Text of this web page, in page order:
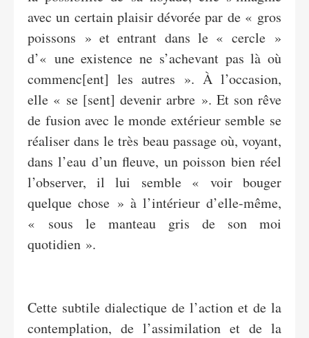
avec un certain plaisir dévorée par de « gros
poissons » et entrant dans le « cercle »
d’« une existence ne s’achevant pas là où
commenc[ent] les autres ». À l’occasion,
elle « se [sent] devenir arbre ». Et son rêve
de fusion avec le monde extérieur semble se
réaliser dans le très beau passage où, voyant,
dans l’eau d’un fleuve, un poisson bien réel
l’observer, il lui semble « voir bouger
quelque chose » à l’intérieur d’elle-même,
« sous le manteau gris de son moi
quotidien ».
Cette subtile dialectique de l’action et de la
contemplation, de l’assimilation et de la